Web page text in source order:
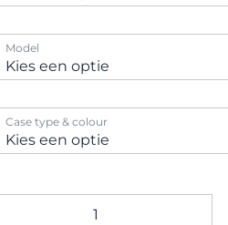
Model
Case type & colour